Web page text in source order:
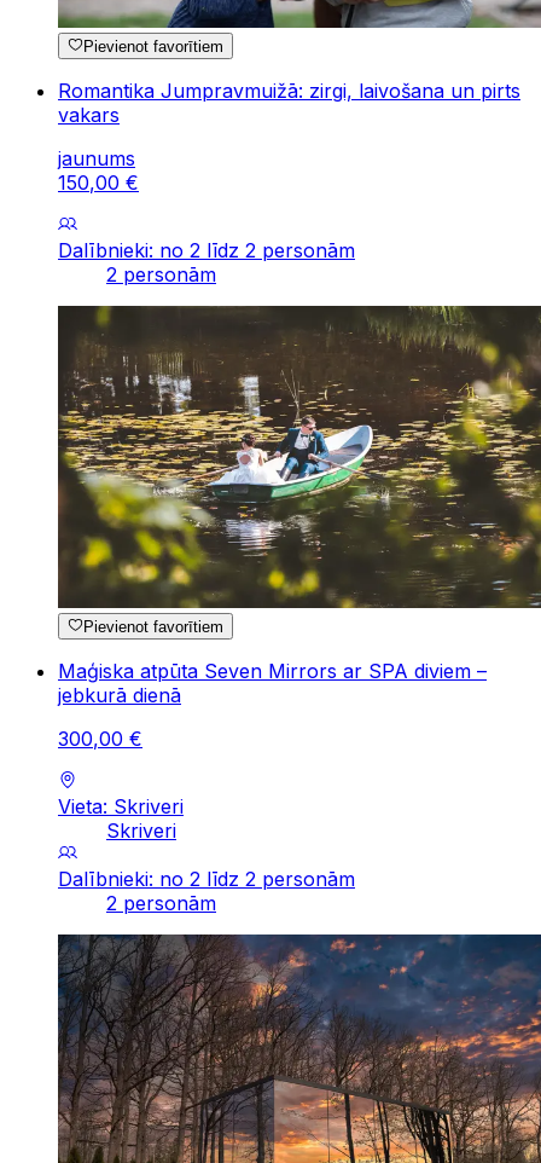
Pievienot favorītiem
Romantika Jumpravmuižā: zirgi, laivošana un pirts
vakars
jaunums
150,00 €
Dalībnieki: no 2 līdz 2 personām
2 personām
Pievienot favorītiem
Maģiska atpūta Seven Mirrors ar SPA diviem –
jebkurā dienā
300,00 €
Vieta: Skriveri
Skriveri
Dalībnieki: no 2 līdz 2 personām
2 personām